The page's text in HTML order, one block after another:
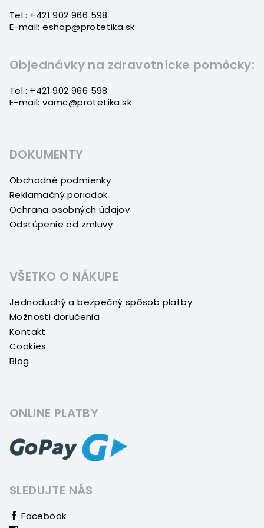
Tel.: +421 902 966 598
E-mail: eshop@protetika.sk
Objednávky na zdravotnícke pomôcky:
Tel.: +421 902 966 598
E-mail: vamc@protetika.sk
DOKUMENTY
Obchodné podmienky
Reklamačný poriadok
Ochrana osobných údajov
Odstúpenie od zmluvy
VŠETKO O NÁKUPE
Jednoduchý a bezpečný spôsob platby
Možnosti doručenia
Kontakt
Cookies
Blog
ONLINE PLATBY
SLEDUJTE NÁS
Facebook